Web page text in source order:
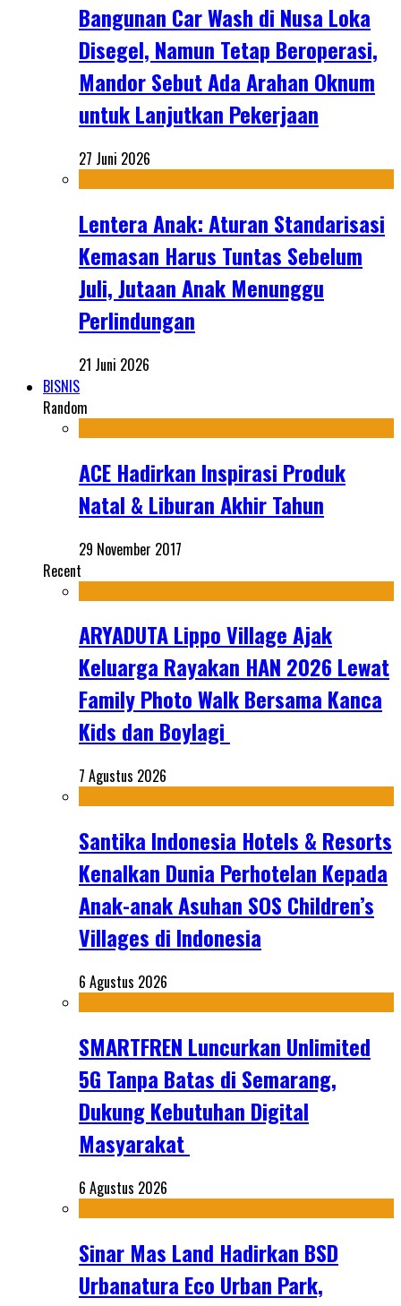
Bangunan Car Wash di Nusa Loka
Disegel, Namun Tetap Beroperasi,
Mandor Sebut Ada Arahan Oknum
untuk Lanjutkan Pekerjaan
27 Juni 2026
Lentera Anak: Aturan Standarisasi
Kemasan Harus Tuntas Sebelum
Juli, Jutaan Anak Menunggu
Perlindungan
21 Juni 2026
BISNIS
Random
ACE Hadirkan Inspirasi Produk
Natal & Liburan Akhir Tahun
29 November 2017
Recent
ARYADUTA Lippo Village Ajak
Keluarga Rayakan HAN 2026 Lewat
Family Photo Walk Bersama Kanca
Kids dan Boylagi
7 Agustus 2026
Santika Indonesia Hotels & Resorts
Kenalkan Dunia Perhotelan Kepada
Anak-anak Asuhan SOS Children’s
Villages di Indonesia
6 Agustus 2026
SMARTFREN Luncurkan Unlimited
5G Tanpa Batas di Semarang,
Dukung Kebutuhan Digital
Masyarakat
6 Agustus 2026
Sinar Mas Land Hadirkan BSD
Urbanatura Eco Urban Park,